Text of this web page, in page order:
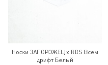
Носки ЗАПОРОЖЕЦ x RDS Всем
дрифт Белый